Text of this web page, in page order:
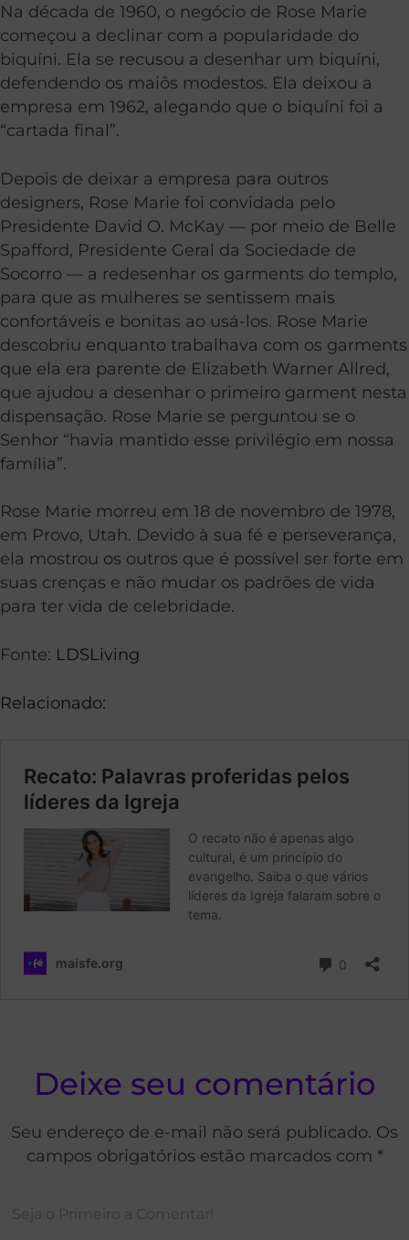
Na década de 1960, o negócio de Rose Marie
começou a declinar com a popularidade do
biquíni. Ela se recusou a desenhar um biquíni,
defendendo os maiôs modestos. Ela deixou a
empresa em 1962, alegando que o biquíni foi a
“cartada final”.
Depois de deixar a empresa para outros
designers, Rose Marie foi convidada pelo
Presidente David O. McKay — por meio de Belle
Spafford, Presidente Geral da Sociedade de
Socorro — a redesenhar os garments do templo,
para que as mulheres se sentissem mais
confortáveis e bonitas ao usá-los. Rose Marie
descobriu enquanto trabalhava com os garments
que ela era parente de Elizabeth Warner Allred,
que ajudou a desenhar o primeiro garment nesta
dispensação. Rose Marie se perguntou se o
Senhor “havia mantido esse privilégio em nossa
família”.
Rose Marie morreu em 18 de novembro de 1978,
em Provo, Utah. Devido à sua fé e perseverança,
ela mostrou os outros que é possível ser forte em
suas crenças e não mudar os padrões de vida
para ter vida de celebridade.
Fonte: LDSLiving
Relacionado:
Deixe seu comentário
Seu endereço de e-mail não será publicado. Os
campos obrigatórios estão marcados com *